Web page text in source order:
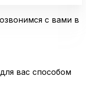
с вами в
вас способом